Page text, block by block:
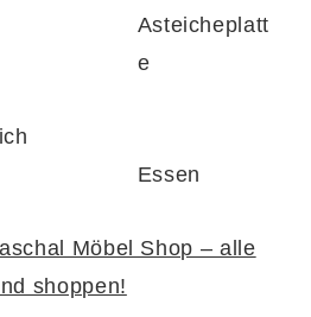
Asteicheplatt
e
Essen
Möbel Shop – alle
shoppen!